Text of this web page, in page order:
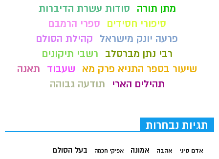
מתן תורה
סודות עשרת הדיברות
סיפורי חסידים
ספרי הרמבם
פרעה יונק מישראל
קהילת הסולם
רבי נתן מברסלב
רשבי תיקונים
שיעור בספר התניא פרק מא
שעבוד
תאנה
תהילים הארי
תודעה גבוהה
תגיות נבחרות
אדם סיני אהבה אמונה אפיקי חכמה בעל הסולם